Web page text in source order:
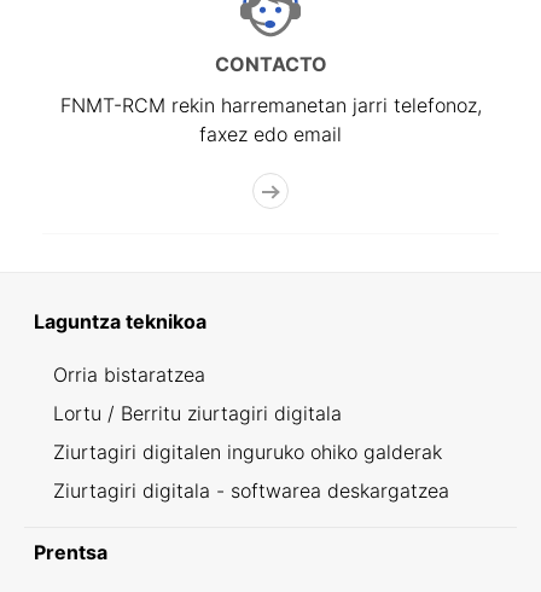
CONTACTO
FNMT-RCM rekin harremanetan jarri telefonoz,
faxez edo email
Laguntza teknikoa
Orria bistaratzea
Lortu / Berritu ziurtagiri digitala
Ziurtagiri digitalen inguruko ohiko galderak
Ziurtagiri digitala - softwarea deskargatzea
Prentsa